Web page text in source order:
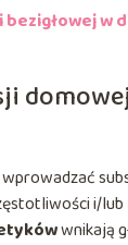
w
i/lub
wnikają